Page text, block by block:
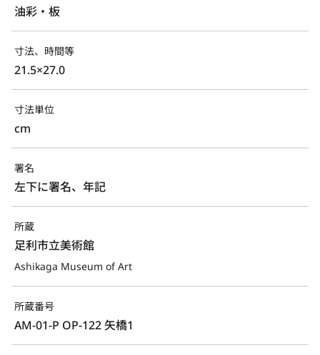
油彩・板
寸法、時間等
21.5×27.0
寸法単位
cm
署名
左下に署名、年記
所蔵
足利市立美術館
Ashikaga Museum of Art
所蔵番号
AM-01-P OP-122 矢橋1